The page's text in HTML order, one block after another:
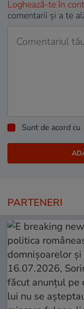
Loghează-te în
comentarii și a te
Sunt de acord cu
PARTENERI